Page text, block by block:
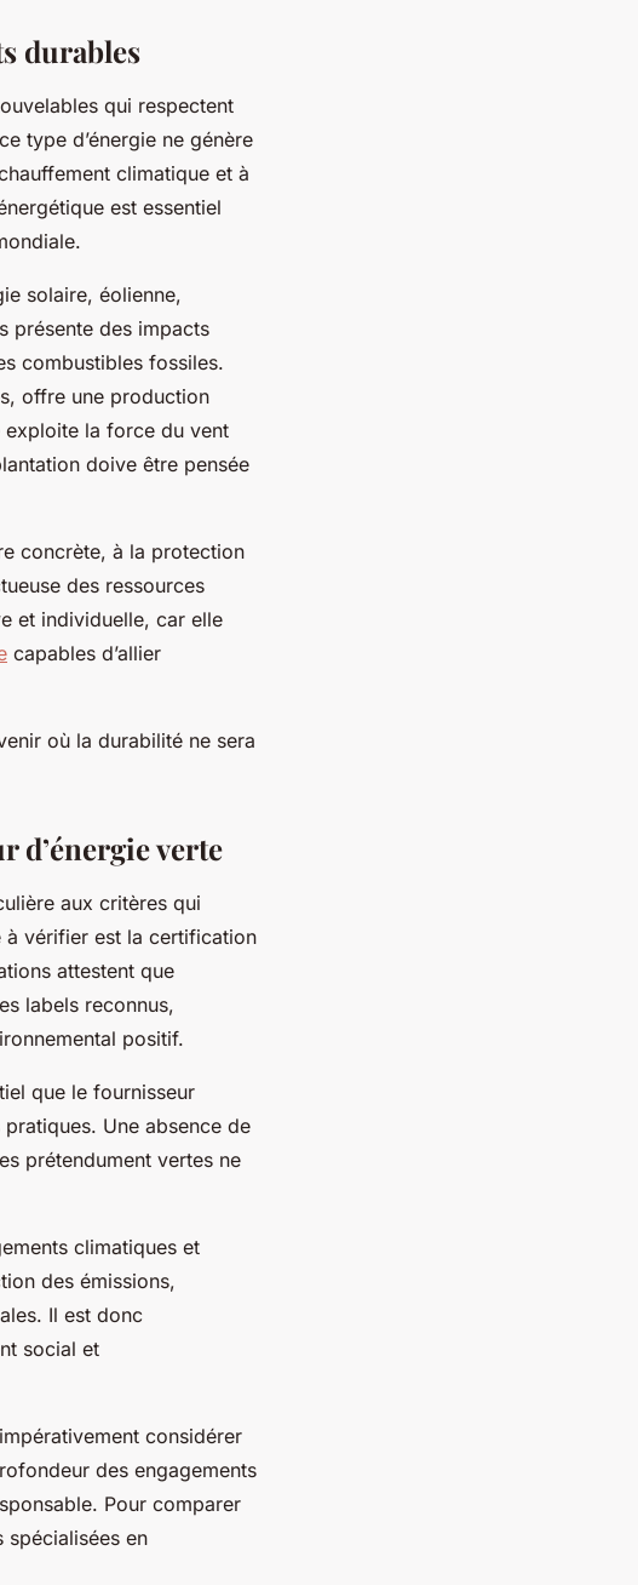
durables
qui respectent
type d’énergie ne génère
climatique et à
est essentiel
solaire, éolienne,
présente des impacts
combustibles fossiles.
offre une production
exploite la force du vent
doive être pensée
concrète, à la protection
des ressources
et individuelle, car elle
capables d’allier
où la durabilité ne sera
d’énergie verte
aux critères qui
à vérifier est la certification
attestent que
labels reconnus,
positif.
que le fournisseur
Une absence de
prétendument vertes ne
climatiques et
des émissions,
Il est donc
social et
considérer
des engagements
Pour comparer
spécialisées en